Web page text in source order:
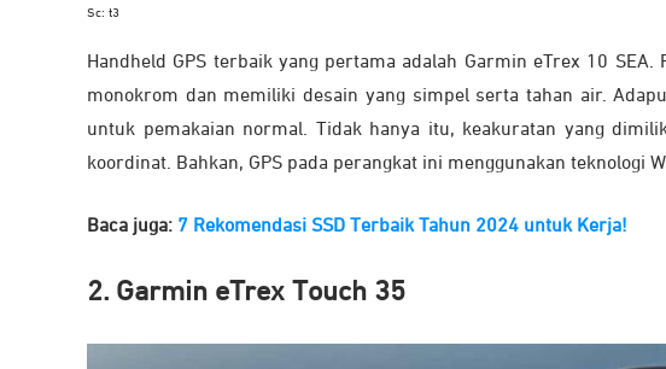
Sc: t3
Handheld GPS terbaik yang pertama adalah Garmin eTrex 10
monokrom dan memiliki desain yang simpel serta tahan air.
untuk pemakaian normal. Tidak hanya itu, keakuratan yang
koordinat. Bahkan, GPS pada perangkat ini menggunakan teknologi
Baca juga: 7 Rekomendasi SSD Terbaik Tahun 2024 untuk Kerja!
2. Garmin eTrex Touch 35